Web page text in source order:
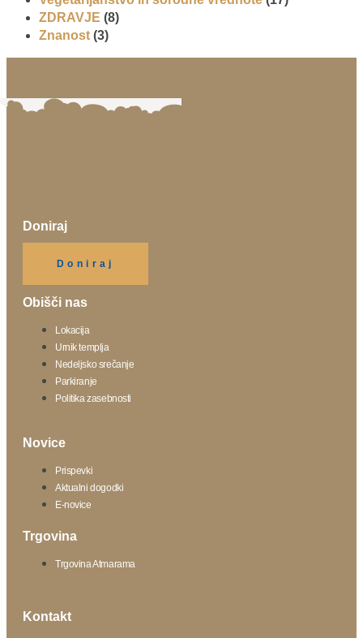
ZDRAVJE (8)
Znanost (3)
Doniraj
Doniraj
Obišči nas
Lokacija
Urnik templja
Nedeljsko srečanje
Parkiranje
Politika zasebnosti
Novice
Prispevki
Aktualni dogodki
E-novice
Trgovina
Trgovina Atmarama
Kontakt